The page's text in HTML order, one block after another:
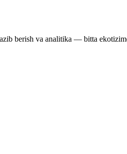
berish va analitika — bitta